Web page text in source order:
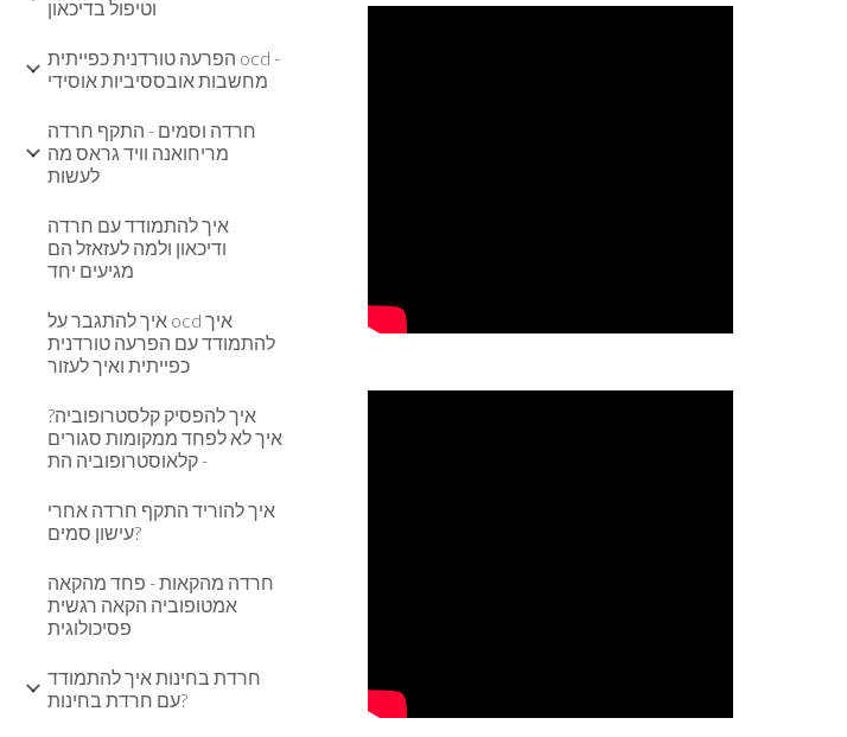
וטיפול בדיכאון
הפרעה טורדנית כפייתית ocd -
מחשבות אובססיביות אוסידי
חרדה וסמים - התקף חרדה
מריחואנה וויד גראס מה
לעשות
איך להתמודד עם חרדה
ודיכאון ולמה לעזאזל הם
מגיעים יחד
איך להתגבר על ocd איך
להתמודד עם הפרעה טורדנית
כפייתית ואיך לעזור
איך להפסיק קלסטרופוביה?
איך לא לפחד ממקומות סגורים
- קלאוסטרופוביה הת
איך להוריד התקף חרדה אחרי
עישון סמים?
חרדה מהקאות - פחד מהקאה
אמטופוביה הקאה רגשית
פסיכולוגית
חרדת בחינות איך להתמודד
עם חרדת בחינות?